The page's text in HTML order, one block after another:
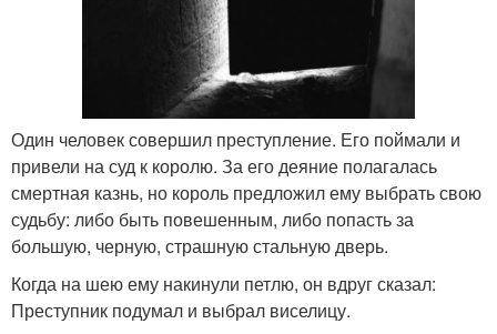
Один человек совершил преступление. Его поймали и
привели на суд к королю. За его деяние полагалась
смертная казнь, но король предложил ему выбрать свою
судьбу: либо быть повешенным, либо попасть за
большую, черную, страшную стальную дверь.
Когда на шею ему накинули петлю, он вдруг сказал:
Преступник подумал и выбрал виселицу.